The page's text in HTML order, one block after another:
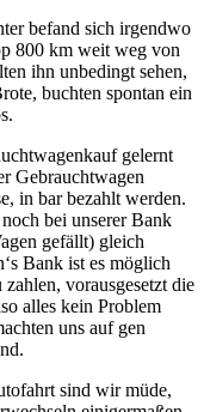
befand sich irgendwo
800 km weit weg von
ihn unbedingt sehen,
buchten spontan ein
gelernt
Gebrauchtwagen
in bar bezahlt werden.
bei unserer Bank
gefällt) gleich
Bank ist es möglich
vorausgesetzt die
alles kein Problem
uns auf gen
sind wir müde,